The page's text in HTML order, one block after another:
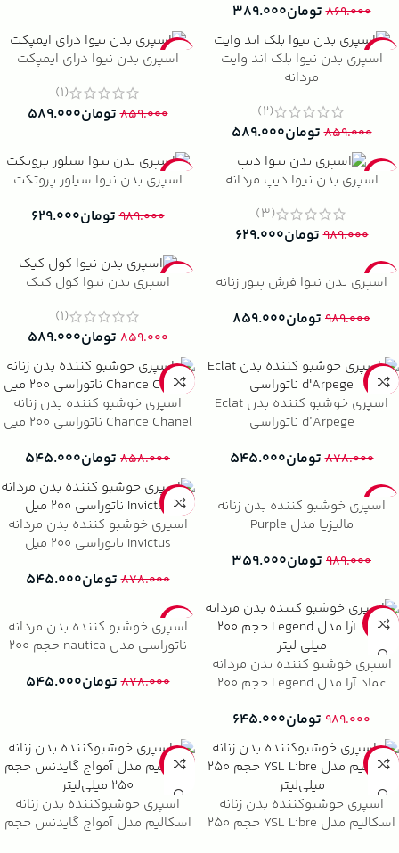
۸۶۹.۰۰۰ تومان۳۸۹.۰۰۰
-31%
اسپری بدن نیوا بلک اند وایت
مردانه
(2)
۸۵۹.۰۰۰ تومان۵۸۹.۰۰۰
-31%
اسپری بدن نیوا درای ایمپکت
(1)
۸۵۹.۰۰۰ تومان۵۸۹.۰۰۰
-36%اسپری بدن نیوا دیپ مردانه
(3)
۹۸۹.۰۰۰ تومان۶۲۹.۰۰۰
-36%
اسپری بدن نیوا سیلور پروتکت
۹۸۹.۰۰۰ تومان۶۲۹.۰۰۰
-13%
اسپری بدن نیوا فرش پیور زنانه
۹۸۹.۰۰۰ تومان۸۵۹.۰۰۰
-31%اسپری بدن نیوا کول کیک
(1)
۸۵۹.۰۰۰ تومان۵۸۹.۰۰۰
-38%
اسپری خوشبو کننده بدن Eclat
d’Arpege ناتوراسی
۸۷۸.۰۰۰ تومان۵۴۵.۰۰۰
-36%
اسپری خوشبو کننده بدن زنانه
Chance Chanel ناتوراسی 200 میل
۸۵۸.۰۰۰ تومان۵۴۵.۰۰۰
-64%
اسپری خوشبو کننده بدن زنانه
مالیزیا مدل Purple
۹۸۹.۰۰۰ تومان۳۵۹.۰۰۰
-38%
اسپری خوشبو کننده بدن مردانه
Invictus ناتوراسی 200 میل
۸۷۸.۰۰۰ تومان۵۴۵.۰۰۰
-35%
اسپری خوشبو کننده بدن مردانه
عماد آرا مدل Legend حجم 200
۹۸۹.۰۰۰ تومان۶۴۵.۰۰۰
-38%
اسپری خوشبو کننده بدن مردانه
ناتوراسی مدل nautica حجم 200
۸۷۸.۰۰۰ تومان۵۴۵.۰۰۰
-41%
اسپری خوشبوکننده بدن زنانه
اسکالیم مدل YSL Libre حجم ۲۵۰
-41%
اسپری خوشبوکننده بدن زنانه
اسکالیم مدل آمواج گایدنس حجم